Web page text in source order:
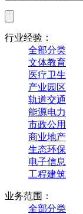
行业经验：
全部分类
文体教育
医疗卫生
产业园区
轨道交通
能源电力
市政公用
商业地产
生态环保
电子信息
工程建筑
业务范围：
全部分类